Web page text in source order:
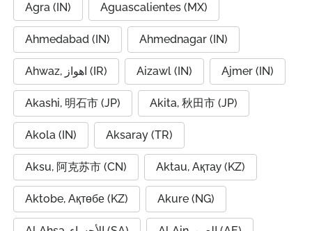
Agra (IN) Aguascalientes (MX)
Ahmedabad (IN) Ahmednagar (IN)
Ahwaz, اهواز (IR) Aizawl (IN) Ajmer (IN)
Akashi, 明石市 (JP) Akita, 秋田市 (JP)
Akola (IN) Aksaray (TR)
Aksu, 阿克苏市 (CN) Aktau, Ақтау (KZ)
Aktobe, Ақтөбе (KZ) Akure (NG)